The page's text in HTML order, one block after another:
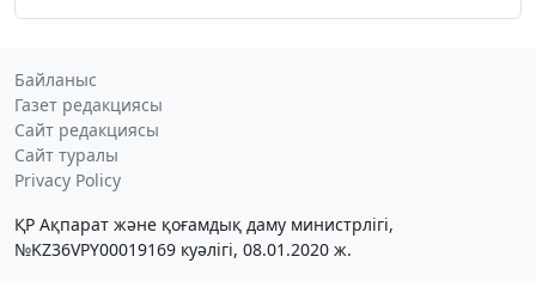
Байланыс
Газет редакциясы
Сайт редакциясы
Сайт туралы
Privacy Policy
ҚР Ақпарат және қоғамдық даму министрлігі,
№KZ36VPY00019169 куәлігі, 08.01.2020 ж.